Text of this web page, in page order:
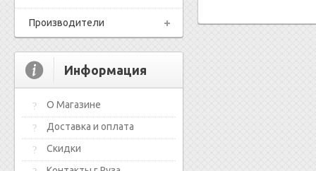
Производители
Информация
О Магазине
Доставка и оплата
Скидки